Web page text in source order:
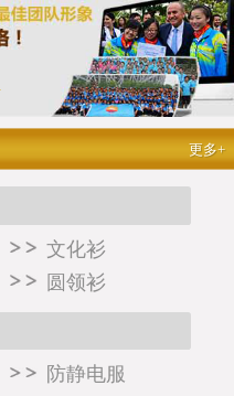
更多+
文化衫
圆领衫
防静电服